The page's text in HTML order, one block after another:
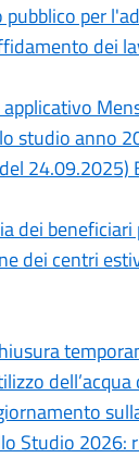
per
dei
studio anno
dei
dei centri
Studio 2026: